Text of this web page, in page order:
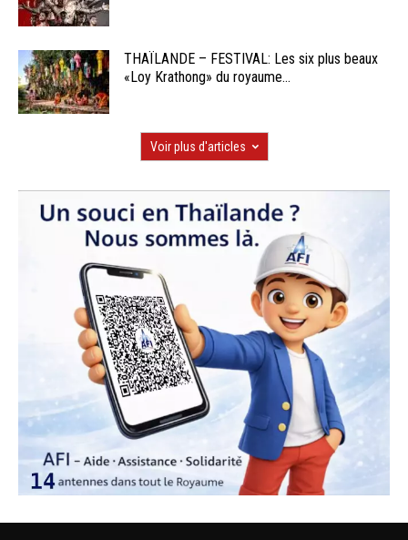
THAÏLANDE – FESTIVAL: Les six plus beaux
«Loy Krathong» du royaume...
Voir plus d'articles